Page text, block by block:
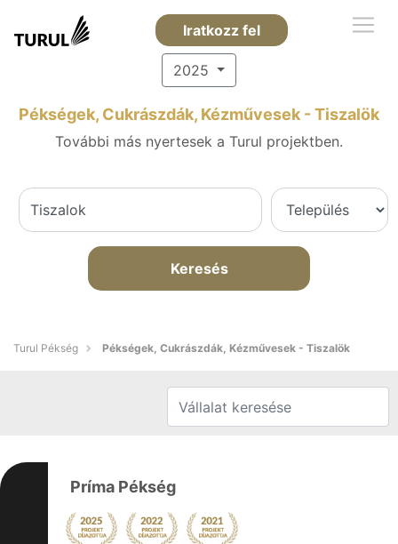
Iratkozz fel
2025
Pékségek, Cukrászdák, Kézművesek - Tiszalök
További más nyertesek a Turul projektben.
Keresés
Turul Pékség Pékségek, Cukrászdák, Kézművesek - Tiszalök
Príma Pékség